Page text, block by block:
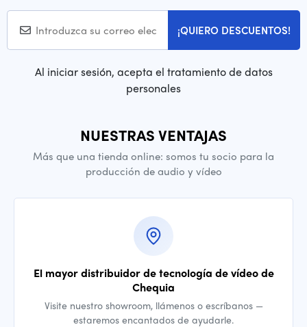
¡QUIERO DESCUENTOS!
Al iniciar sesión, acepta el tratamiento de datos
personales
NUESTRAS VENTAJAS
Más que una tienda online: somos tu socio para la
producción de audio y vídeo
El mayor distribuidor de tecnología de vídeo de
Chequia
Visite nuestro showroom, llámenos o escríbanos —
estaremos encantados de ayudarle.